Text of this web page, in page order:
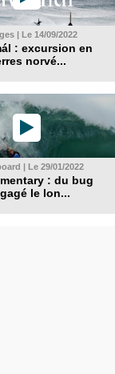
| Le 14/09/2022
: excursion en
norvé...
| Le 29/01/2022
: du bug
le lon...